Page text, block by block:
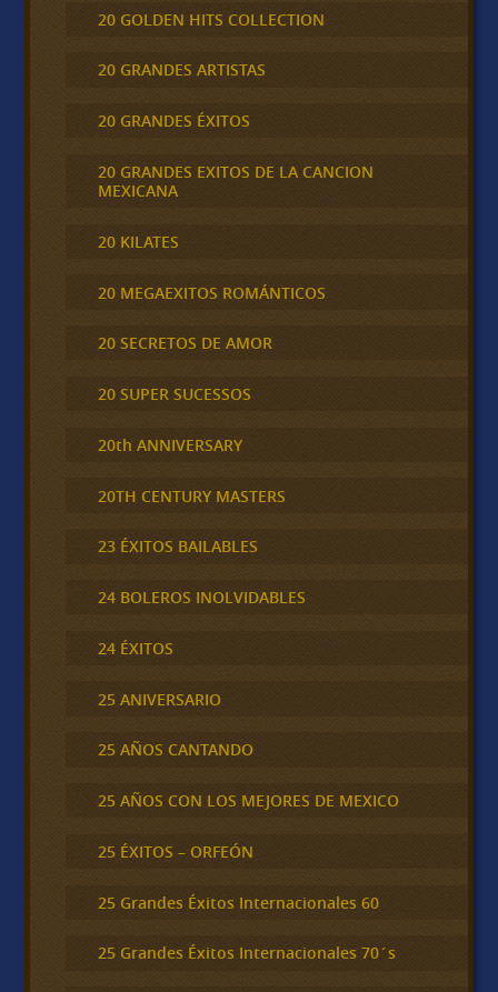
20 GOLDEN HITS COLLECTION
20 GRANDES ARTISTAS
20 GRANDES ÉXITOS
20 GRANDES EXITOS DE LA CANCION
MEXICANA
20 KILATES
20 MEGAEXITOS ROMÁNTICOS
20 SECRETOS DE AMOR
20 SUPER SUCESSOS
20th ANNIVERSARY
20TH CENTURY MASTERS
23 ÉXITOS BAILABLES
24 BOLEROS INOLVIDABLES
24 ÉXITOS
25 ANIVERSARIO
25 AÑOS CANTANDO
25 AÑOS CON LOS MEJORES DE MEXICO
25 ÉXITOS – ORFEÓN
25 Grandes Éxitos Internacionales 60
25 Grandes Éxitos Internacionales 70´s